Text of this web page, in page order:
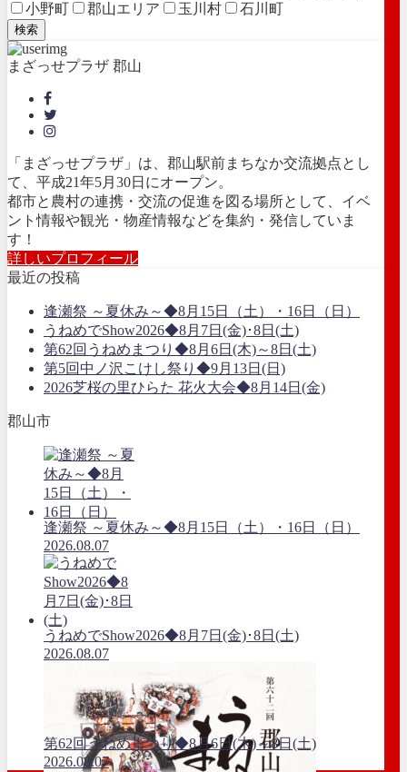
小野町
郡山エリア 玉川村 石川町
検索
まざっせプラザ 郡山
「まざっせプラザ」は、郡山駅前まちなか交流拠点とし
て、平成21年5月30日にオープン。
都市と農村の連携・交流の促進を図る場所として、イベ
ント情報や観光・物産情報などを集約・発信していま
す！
詳しいプロフィール
最近の投稿
逢瀬祭 ～夏休み～◆8月15日（土）・16日（日）
うねめでShow2026◆8月7日(金)･8日(土)
第62回うねめまつり◆8月6日(木)～8日(土)
第5回中ノ沢こけし祭り◆9月13日(日)
2026芝桜の里ひらた 花火大会◆8月14日(金)
郡山市
逢瀬祭 ～夏休み～◆8月15日（土）・16日（日）
2026.08.07
うねめでShow2026◆8月7日(金)･8日(土)
2026.08.07
第62回うねめまつり◆8月6日(木)～8日(土)
2026.08.07